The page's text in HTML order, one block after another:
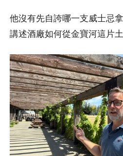
他沒有先自誇哪一支威士忌
講述酒廠如何從金寶河這片